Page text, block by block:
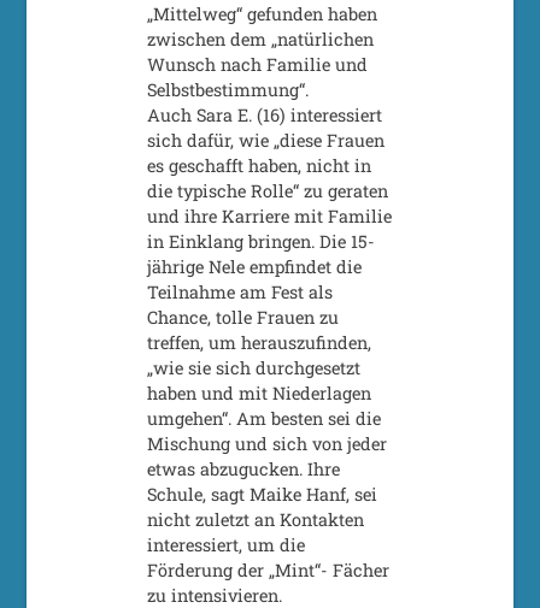
„Mittelweg“ gefunden haben
zwischen dem „natürlichen
Wunsch nach Familie und
Selbstbestimmung“.
Auch Sara E. (16) interessiert
sich dafür, wie „diese Frauen
es geschafft haben, nicht in
die typische Rolle“ zu geraten
und ihre Karriere mit Familie
in Einklang bringen. Die 15-
jährige Nele empfindet die
Teilnahme am Fest als
Chance, tolle Frauen zu
treffen, um herauszufinden,
„wie sie sich durchgesetzt
haben und mit Niederlagen
umgehen“. Am besten sei die
Mischung und sich von jeder
etwas abzugucken. Ihre
Schule, sagt Maike Hanf, sei
nicht zuletzt an Kontakten
interessiert, um die
Förderung der „Mint“- Fächer
zu intensivieren.